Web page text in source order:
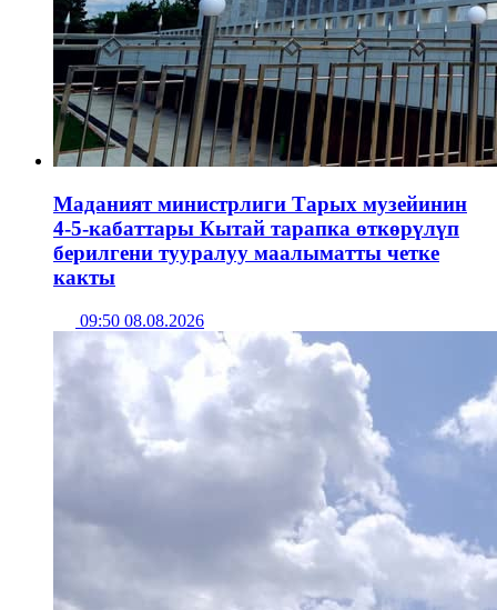
Маданият министрлиги Тарых музейинин
4-5-кабаттары Кытай тарапка өткөрүлүп
берилгени тууралуу маалыматты четке
какты
09:50 08.08.2026